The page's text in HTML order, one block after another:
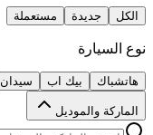
الكل جديدة مستعملة
نوع السيارة
هاتشباك بيك اب سيدان
الماركة والموديل